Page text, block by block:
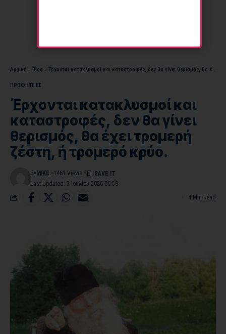
Αρχική » Blog »Έρχονται κατακλυσμοί και καταστροφές, δεν θα γίνει θερισμός, θα έχει τρομερή ζέστη, ή τρομερό κρύο.
ΠΡΟΦΗΤΕΙΕΣ
Έρχονται κατακλυσμοί και
καταστροφές, δεν θα γίνει
θερισμός, θα έχει τρομερή
ζέστη, ή τρομερό κρύο.
Last Updated: 3 Ιουλίου 2026 06:58
By MIKE 1461 Views
4 Min Read